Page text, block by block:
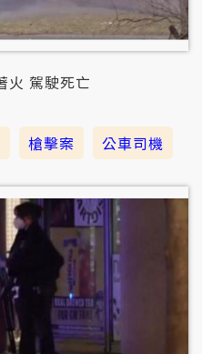
火 駕駛死亡
槍擊案 公車司機